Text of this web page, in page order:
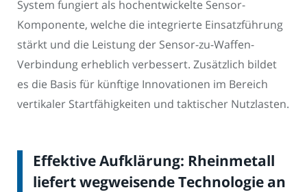
System fungiert als hochentwickelte Sensor-
Komponente, welche die integrierte Einsatzführung
stärkt und die Leistung der Sensor-zu-Waffen-
Verbindung erheblich verbessert. Zusätzlich bildet
es die Basis für künftige Innovationen im Bereich
vertikaler Startfähigkeiten und taktischer Nutzlasten.
Effektive Aufklärung: Rheinmetall
liefert wegweisende Technologie an